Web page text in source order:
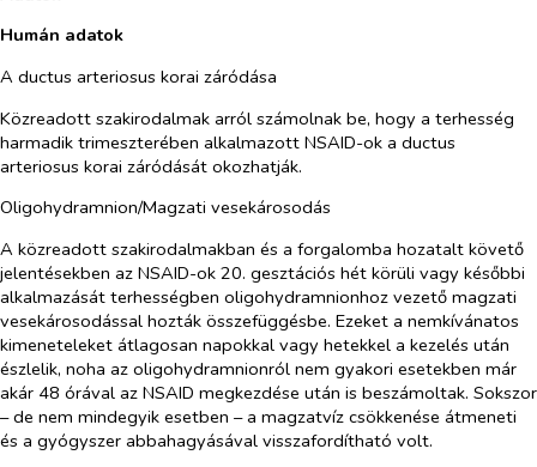
Humán adatok
A ductus arteriosus korai záródása
Közreadott szakirodalmak arról számolnak be, hogy a terhesség
harmadik trimeszterében alkalmazott NSAID-ok a ductus
arteriosus korai záródását okozhatják.
Oligohydramnion/Magzati vesekárosodás
A közreadott szakirodalmakban és a forgalomba hozatalt követő
jelentésekben az NSAID-ok 20. gesztációs hét körüli vagy későbbi
alkalmazását terhességben oligohydramnionhoz vezető magzati
vesekárosodással hozták összefüggésbe. Ezeket a nemkívánatos
kimeneteleket átlagosan napokkal vagy hetekkel a kezelés után
észlelik, noha az oligohydramnionról nem gyakori esetekben már
akár 48 órával az NSAID megkezdése után is beszámoltak. Sokszor
– de nem mindegyik esetben – a magzatvíz csökkenése átmeneti
és a gyógyszer abbahagyásával visszafordítható volt.